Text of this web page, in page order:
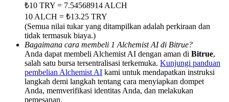
Deposit & Trade BTC to Share 25000 USDT prize pool!
Deposit CASHCAT & Win
Share 500000 CASHCAT prize pool
₺10 TRY = 7.54568914 ALCH
10 ALCH = ₺13.25 TRY
(Semua nilai tukar yang ditampilkan adalah perkiraan dan
tidak termasuk biaya.)
Bagaimana cara membeli 1 Alchemist AI di Bitrue?
Anda dapat membeli Alchemist AI dengan aman di Bitrue,
salah satu bursa tersentralisasi terkemuka. Kunjungi panduan
pembelian Alchemist AI kami untuk mendapatkan instruksi
langkah demi langkah tentang cara menyiapkan dompet
Anda, memverifikasi identitas Anda, dan melakukan
pemesanan.